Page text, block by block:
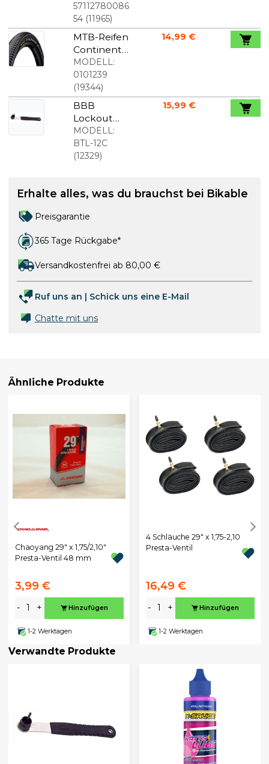
29x2.10"
Faltreifen
57112780086
54(11965)
MTB-Reifen
Continental
Double
fighter III
29X2.00
MODELL:
0101239
(19344)
14,99 €
BBB
Lockout
Kassettenw
erkzeug
Campagnol
MODELL:
BTL-12C
(12329)
15,99 €
Erhalte alles, was du brauchst bei Bikable
Preisgarantie
365 Tage Rückgabe*
Versandkostenfrei ab 80,00 €
Ruf uns an | Schick uns eine E-Mail
Chatte mit uns
Ähnliche Produkte
Chaoyang 29" x 1,75/2,10"
Presta-Ventil 48 mm
3,99 €
- + Hinzufügen
1-2 Werktagen
4 Schläuche 29" x 1,75-2,10
Presta-Ventil
16,49 €
- + Hinzufügen
1-2 Werktagen
Verwandte Produkte